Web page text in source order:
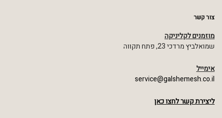
צור קשר
מוזמנים לקליניקה
שמואלביץ מרדכי 23, פתח תקווה
אימייל
service@galshemesh.co.il
ליצירת קשר לחצו כאן